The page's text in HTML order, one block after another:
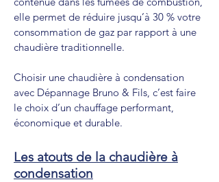
elle permet de réduire jusqu’à 30 % votre
consommation de gaz par rapport à une
chaudière traditionnelle.
Choisir une chaudière à condensation
avec Dépannage Bruno & Fils, c’est faire
le choix d’un chauffage performant,
économique et durable.
Les atouts de la chaudière à
condensation